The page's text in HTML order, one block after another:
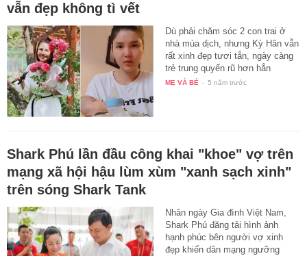
vẫn đẹp không tì vết
Dù phải chăm sóc 2 con trai ở
nhà mùa dịch, nhưng Kỳ Hân vẫn
rất xinh đẹp tươi tắn, ngày càng
trẻ trung quyến rũ hơn hẳn
trước…
MẸ VÀ BÉ - 5 năm trước
Shark Phú lần đầu công khai "khoe" vợ trên
mạng xã hội hậu lùm xùm "xanh sạch xinh"
trên sóng Shark Tank
Nhân ngày Gia đình Việt Nam,
Shark Phú đăng tải hình ảnh
hạnh phúc bên người vợ xinh
đẹp khiến dân mạng ngưỡng